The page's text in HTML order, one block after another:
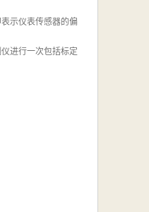
示仪表传感器的偏
进行一次包括标定